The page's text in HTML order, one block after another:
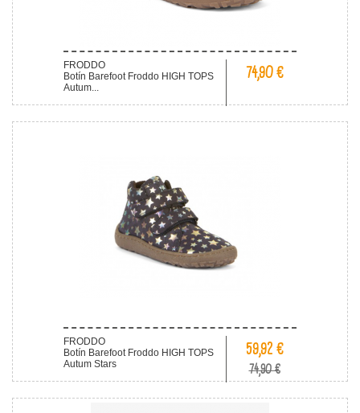
FRODDO
Botín Barefoot Froddo HIGH TOPS
Autum...
74,90 €
FRODDO
Botín Barefoot Froddo HIGH TOPS
Autum Stars
59,92 €
74,90 €